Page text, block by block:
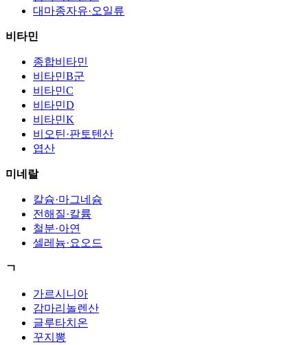
대마종자유·오일류
비타민
종합비타민
비타민B군
비타민C
비타민D
비타민K
비오틴·판토텐산
엽산
미네랄
칼슘·마그네슘
전해질·칼륨
철분·아연
셀레늄·요오드
ㄱ
가르시니아
감마리놀렌산
글루타치온
꾸지뽕